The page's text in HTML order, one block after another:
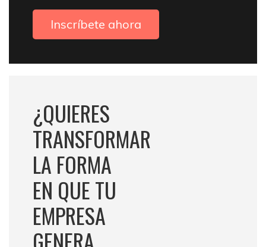
Inscríbete ahora
¿QUIERES
TRANSFORMAR
LA FORMA
EN QUE TU
EMPRESA
GENERA